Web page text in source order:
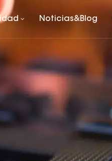
Noticias&Blog